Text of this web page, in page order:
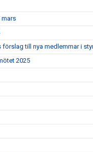
mars
till nya medlemmar i
2025